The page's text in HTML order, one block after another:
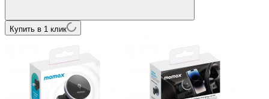
Купить в 1 клик